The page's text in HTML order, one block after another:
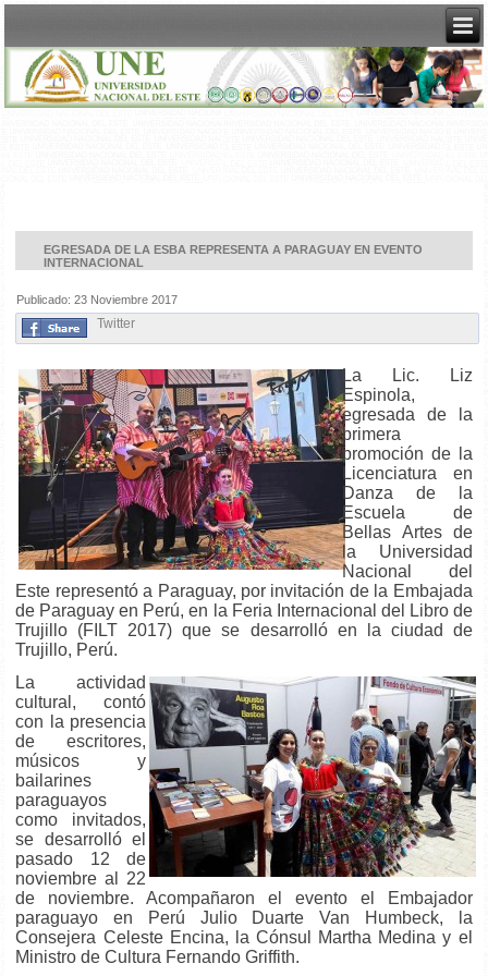
EGRESADA DE LA ESBA REPRESENTA A PARAGUAY EN EVENTO
INTERNACIONAL
Publicado: 23 Noviembre 2017
Twitter
La Lic. Liz
Espinola,
egresada de la
primera
promoción de la
Licenciatura en
Danza de la
Escuela de
Bellas Artes de
la Universidad
Nacional del
Este representó a Paraguay, por invitación de la Embajada
de Paraguay en Perú, en la Feria Internacional del Libro de
Trujillo (FILT 2017) que se desarrolló en la ciudad de
Trujillo, Perú.
La actividad
cultural, contó
con la presencia
de escritores,
músicos y
bailarines
paraguayos
como invitados,
se desarrolló el
pasado 12 de
noviembre al 22
de noviembre. Acompañaron el evento el Embajador
paraguayo en Perú Julio Duarte Van Humbeck, la
Consejera Celeste Encina, la Cónsul Martha Medina y el
Ministro de Cultura Fernando Griffith.